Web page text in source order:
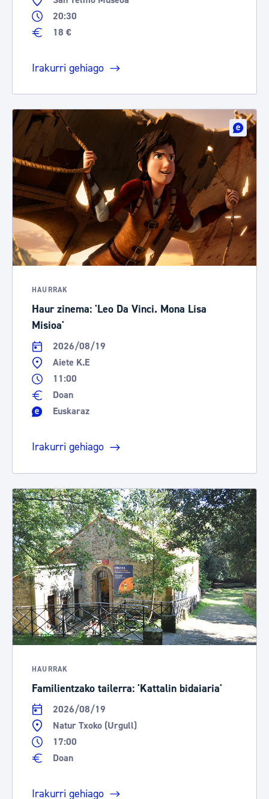
20:30
18 €
Irakurri gehiago
HAURRAK
Haur zinema: 'Leo Da Vinci. Mona Lisa
Misioa'
2026/08/19
Aiete K.E
11:00
Doan
Euskaraz
Irakurri gehiago
HAURRAK
Familientzako tailerra: 'Kattalin bidaiaria'
2026/08/19
Natur Txoko (Urgull)
17:00
Doan
Irakurri gehiago